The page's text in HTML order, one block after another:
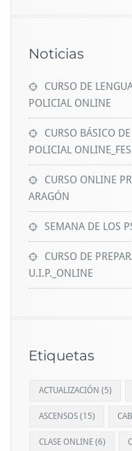
Noticias
CURSO DE
POLICIAL ONLINE
CURSO BÁSICO
POLICIAL
CURSO ONLINE
ARAGÓN
SEMANA DE LOS
CURSO DE
U.I.P._ONLINE
Etiquetas
ACTUALIZACIÓN (5)
ASCENSOS(15)
CLASE ONLINE(6)